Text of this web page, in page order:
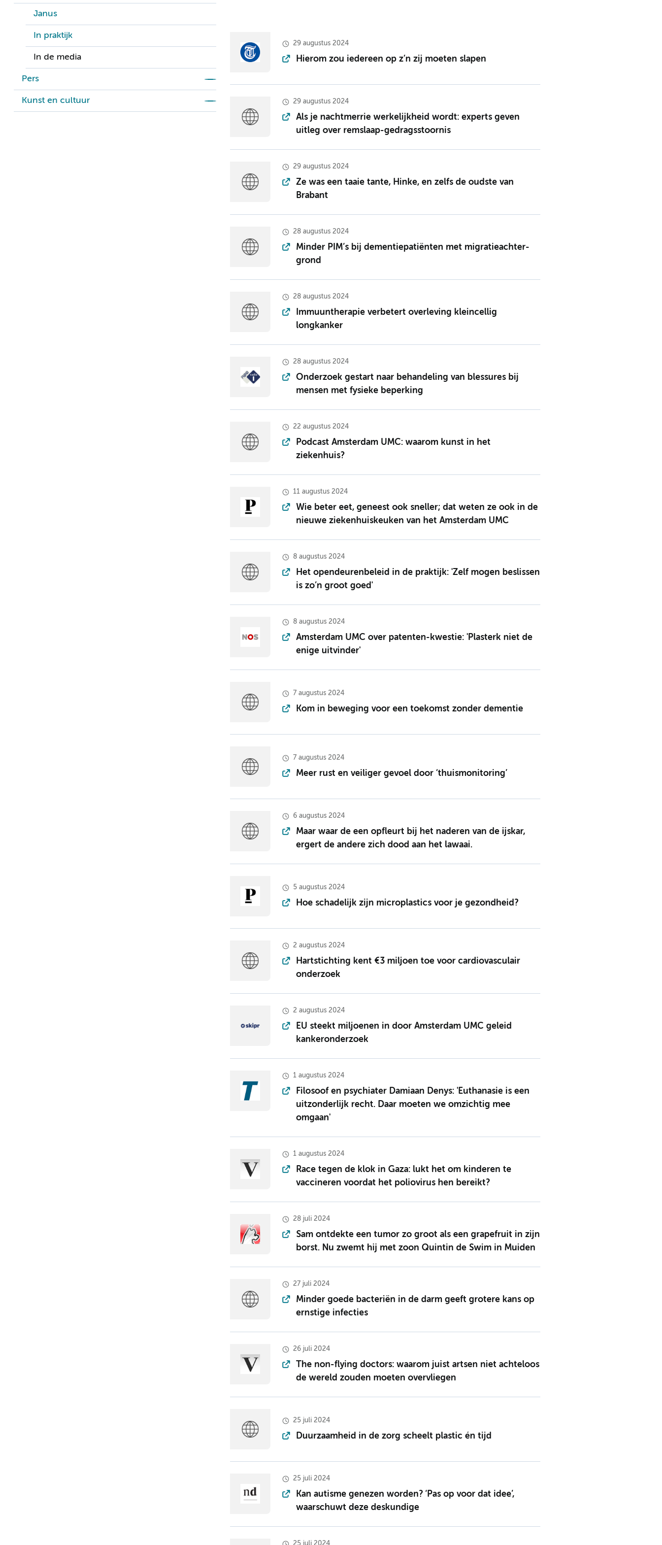
Janus
In praktijk
In de media
Pers
Kunst en cultuur
29 augustus 2024
Hierom zou iedereen op z’n zij moeten slapen
29 augustus 2024
Als je nachtmerrie werkelijkheid wordt: experts geven
uitleg over remslaap-gedragsstoornis
29 augustus 2024
Ze was een taaie tante, Hinke, en zelfs de oudste van
Brabant
28 augustus 2024
Minder PIM’s bij dementie­patiënten met migratie­achter­
grond
28 augustus 2024
Immuun­therapie verbetert overleving kleincellig
longkanker
28 augustus 2024
Onderzoek gestart naar behandeling van blessures bij
mensen met fysieke beperking
22 augustus 2024
Podcast Amsterdam UMC: waarom kunst in het
ziekenhuis?
11 augustus 2024
Wie beter eet, geneest ook sneller; dat weten ze ook in de
nieuwe ziekenhuiskeuken van het Amsterdam UMC
8 augustus 2024
Het opendeurenbeleid in de praktijk: 'Zelf mogen beslissen
is zo’n groot goed'
8 augustus 2024
Amsterdam UMC over patenten-kwestie: 'Plasterk niet de
enige uitvinder'
7 augustus 2024
Kom in beweging voor een toekomst zonder dementie
7 augustus 2024
Meer rust en veiliger gevoel door ‘thuismonitoring’
6 augustus 2024
Maar waar de een opfleurt bij het naderen van de ijskar,
ergert de andere zich dood aan het lawaai.
5 augustus 2024
Hoe schadelijk zijn microplastics voor je gezondheid?
2 augustus 2024
Hartstichting kent €3 miljoen toe voor cardiovasculair
onderzoek
2 augustus 2024
EU steekt miljoenen in door Amsterdam UMC geleid
kankeronderzoek
1 augustus 2024
Filosoof en psychiater Damiaan Denys: 'Euthanasie is een
uitzonderlijk recht. Daar moeten we omzichtig mee
omgaan'
1 augustus 2024
Race tegen de klok in Gaza: lukt het om kinderen te
vaccineren voordat het poliovirus hen bereikt?
28 juli 2024
Sam ontdekte een tumor zo groot als een grapefruit in zijn
borst. Nu zwemt hij met zoon Quintin de Swim in Muiden
27 juli 2024
Minder goede bacteriën in de darm geeft grotere kans op
ernstige infecties
26 juli 2024
The non-flying doctors: waarom juist artsen niet achteloos
de wereld zouden moeten overvliegen
25 juli 2024
Duurzaamheid in de zorg scheelt plastic én tijd
25 juli 2024
Kan autisme genezen worden? ‘Pas op voor dat idee’,
waarschuwt deze deskundige
25 juli 2024